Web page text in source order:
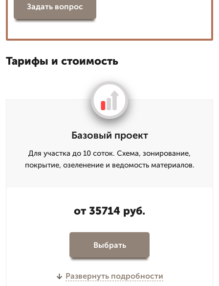
Задать вопрос
Тарифы и стоимость
Базовый проект
Для участка до 10 соток. Схема, зонирование,
покрытие, озеленение и ведомость материалов.
от 35714 руб.
Выбрать
Развернуть подробности